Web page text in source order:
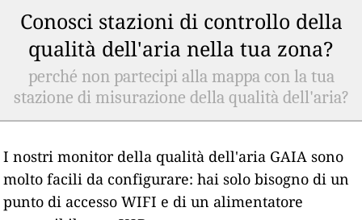
Conosci stazioni di controllo della
qualità dell'aria nella tua zona?
perché non partecipi alla mappa con la tua
stazione di misurazione della qualità dell'aria?
I nostri monitor della qualità dell'aria GAIA sono
molto facili da configurare: hai solo bisogno di un
punto di accesso WIFI e di un alimentatore